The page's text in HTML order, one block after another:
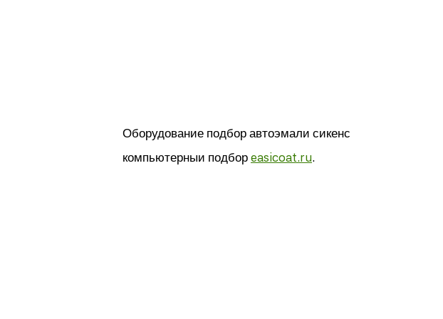
Оборудование подбор автоэмали сикенс
компьютерныи подбор easicoat.ru.